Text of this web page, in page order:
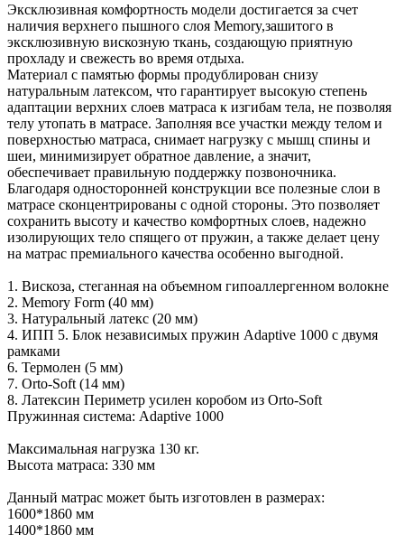
Эксклюзивная комфортность модели достигается за счет
наличия верхнего пышного слоя Memory,зашитого в
эксклюзивную вискозную ткань, создающую приятную
прохладу и свежесть во время отдыха.
Материал с памятью формы продублирован снизу
натуральным латексом, что гарантирует высокую степень
адаптации верхних слоев матраса к изгибам тела, не позволяя
телу утопать в матрасе. Заполняя все участки между телом и
поверхностью матраса, снимает нагрузку с мышц спины и
шеи, минимизирует обратное давление, а значит,
обеспечивает правильную поддержку позвоночника.
Благодаря односторонней конструкции все полезные слои в
матрасе сконцентрированы с одной стороны. Это позволяет
сохранить высоту и качество комфортных слоев, надежно
изолирующих тело спящего от пружин, а также делает цену
на матрас премиального качества особенно выгодной.
1. Вискоза, стеганная на объемном гипоаллергенном волокне
2. Memory Form (40 мм)
3. Натуральный латекс (20 мм)
4. ИПП 5. Блок независимых пружин Adaptive 1000 с двумя
рамками
6. Термолен (5 мм)
7. Orto-Soft (14 мм)
8. Латексин Периметр усилен коробом из Orto-Soft
Пружинная система: Adaptive 1000
Максимальная нагрузка 130 кг.
Высота матраса: 330 мм
Данный матрас может быть изготовлен в размерах:
1600*1860 мм
1400*1860 мм